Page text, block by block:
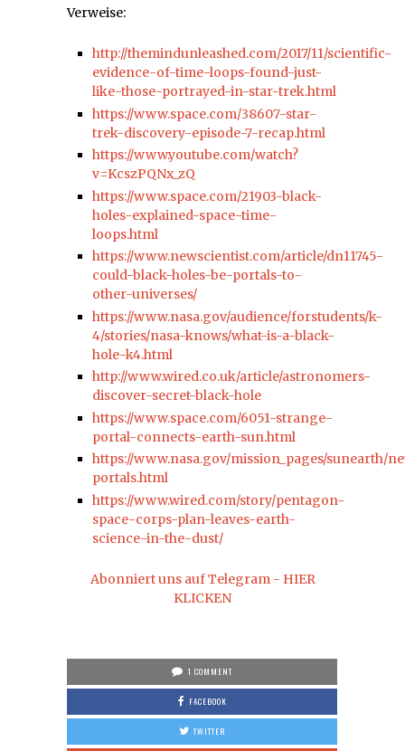
Verweise:
http://themindunleashed.com/2017/11/scientific-
evidence-of-time-loops-found-just-
like-those-portrayed-in-star-trek.html
https://www.space.com/38607-star-
trek-discovery-episode-7-recap.html
https://www.youtube.com/watch?
v=KcszPQNx_zQ
https://www.space.com/21903-black-
holes-explained-space-time-
loops.html
https://www.newscientist.com/article/dn11745-
could-black-holes-be-portals-to-
other-universes/
https://www.nasa.gov/audience/forstudents/k-
4/stories/nasa-knows/what-is-a-black-
hole-k4.html
http://www.wired.co.uk/article/astronomers-
discover-secret-black-hole
https://www.space.com/6051-strange-
portal-connects-earth-sun.html
https://www.nasa.gov/mission_pages/sunearth/
portals.html
https://www.wired.com/story/pentagon-
space-corps-plan-leaves-earth-
science-in-the-dust/
Abonniert uns auf Telegram - HIER
KLICKEN
1 COMMENT
FACEBOOK
TWITTER